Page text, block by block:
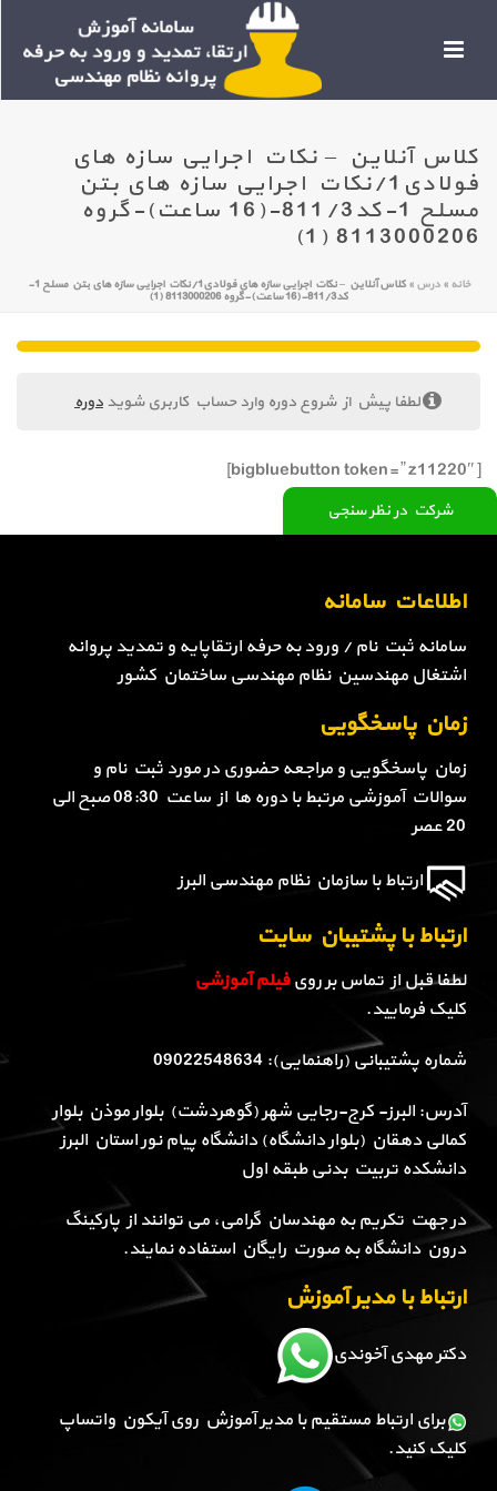
کلاس آنلاین – نکات اجرایی سازه های
فولادی1/نکات اجرایی سازه های بتن
مسلح 1-کد811/3-(16 ساعت)-گروه
8113000206 (1)
خانه »درس » کلاس آنلاین – نکات اجرایی سازه های فولادی1/نکات اجرایی سازه های بتن مسلح 1-
کد811/3-(16 ساعت)-گروه 8113000206 (1)
شرکت در نظر سنجی
لطفا پیش از شروع دوره وارد حساب کاربری شویددوره
[bigbluebutton token=” z11220″]
اطلاعات سامانه
سامانه ثبت نام / ورود به حرفه ارتقاپایه و تمدید پروانه
اشتغال مهندسین نظام مهندسی ساختمان کشور
زمان پاسخگویی
زمان پاسخگویی و مراجعه حضوری در مورد ثبت نام و
سوالات آموزشی مرتبط با دوره ها از ساعت 08:30 صبح الی
20 عصر
ارتباط با سازمان نظام مهندسی البرز
ارتباط با پشتیبان سایت
لطفا قبل از تماس بر رویفیلم آموزشی
کلیک فرمایید.
شماره پشتیبانی (راهنمایی): 09022548634
آدرس: البرز- کرج-رجایی شهر (گوهردشت) بلوار موذن بلوار
کمالی دهقان (بلوار دانشگاه) دانشگاه پیام نور استان البرز
دانشکده تربیت بدنی طبقه اول
در جهت تکریم به مهندسان گرامی، می توانند از پارکینگ
درون دانشگاه به صورت رایگان استفاده نمایند.
ارتباط با مدیر آموزش
دکتر مهدی آخوندی
برای ارتباط مستقیم با مدیر آموزش روی آیکون واتساپ
کلیک کنید.